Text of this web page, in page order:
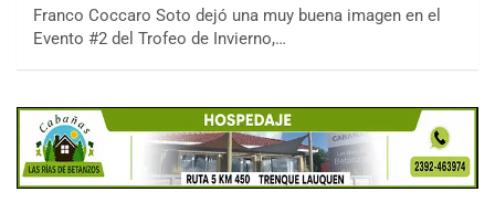
Franco Coccaro Soto dejó una muy buena imagen en el
Evento #2 del Trofeo de Invierno,…